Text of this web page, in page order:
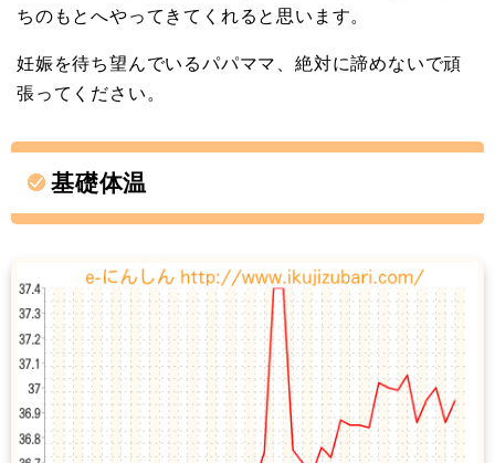
ちのもとへやってきてくれると思います。
妊娠を待ち望んでいるパパママ、絶対に諦めないで頑
張ってください。
基礎体温